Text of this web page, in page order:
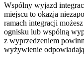
Wspólny wyjazd
miejscu to okazja
ramach integracji
ognisku lub wspólną
z wyprzedzeniem
wyżywienie